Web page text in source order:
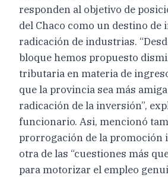
responden al objetivo de
del Chaco como un destino de
radicación de industrias.
bloque hemos propuesto
tributaria en materia de
que la provincia sea más
radicación de la inversión”,
funcionario. Asi, mencionó
prorrogación de la promoción
otra de las “cuestiones más
para motorizar el empleo